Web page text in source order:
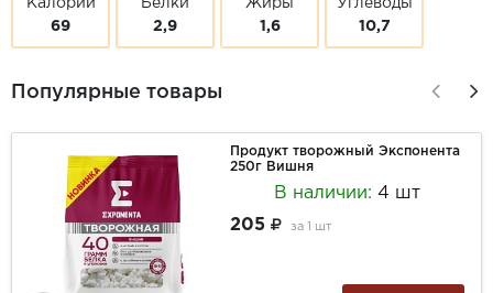
Калории
69
Белки
2,9
Жиры
1,6
Углеводы
10,7
Популярные товары
Продукт творожный Экспонента
250г Вишня
В наличии: 4 шт
205
за 1 шт